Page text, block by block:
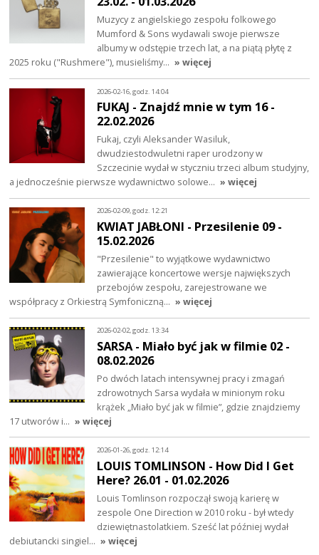
Muzycy z angielskiego zespołu folkowego
Mumford & Sons wydawali swoje pierwsze
albumy w odstępie trzech lat, a na piątą płytę z
2025 roku ("Rushmere"), musieliśmy… » więcej
2026-02-16, godz. 14:04
FUKAJ - Znajdź mnie w tym 16 -
22.02.2026
Fukaj, czyli Aleksander Wasiluk,
dwudziestodwuletni raper urodzony w
Szczecinie wydał w styczniu trzeci album studyjny,
a jednocześnie pierwsze wydawnictwo solowe… » więcej
2026-02-09, godz. 12:21
KWIAT JABŁONI - Przesilenie 09 -
15.02.2026
"Przesilenie" to wyjątkowe wydawnictwo
zawierające koncertowe wersje największych
przebojów zespołu, zarejestrowane we
współpracy z Orkiestrą Symfoniczną… » więcej
2026-02-02, godz. 13:34
SARSA - Miało być jak w filmie 02 -
08.02.2026
Po dwóch latach intensywnej pracy i zmagań
zdrowotnych Sarsa wydała w minionym roku
krążek „Miało być jak w filmie”, gdzie znajdziemy
17 utworów i… » więcej
2026-01-26, godz. 12:14
LOUIS TOMLINSON - How Did I Get
Here? 26.01 - 01.02.2026
Louis Tomlinson rozpoczął swoją karierę w
zespole One Direction w 2010 roku - był wtedy
dziewiętnastolatkiem. Sześć lat później wydał
debiutancki singiel… » więcej